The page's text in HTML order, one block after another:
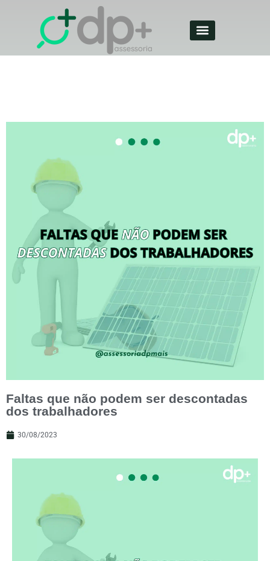
Faltas que não podem ser descontadas
dos trabalhadores
30/08/2023